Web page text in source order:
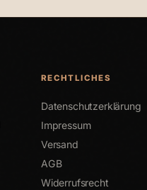
RECHTLICHES
Datenschutzerklärung
Impressum
Versand
AGB
Widerrufsrecht